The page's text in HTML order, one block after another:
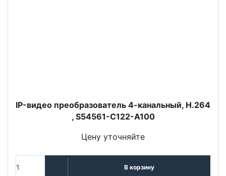
IP-видео преобразователь 4-канальный, H.264
, S54561-C122-A100
Цену уточняйте
В корзину